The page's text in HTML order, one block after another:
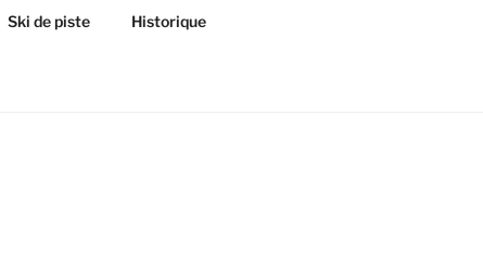
Ski de piste Historique